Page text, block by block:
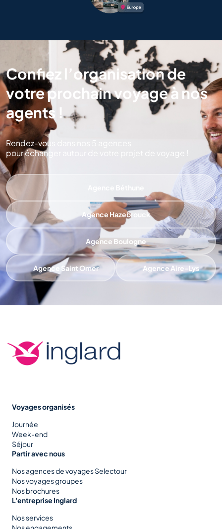
Confiez l’organisation de
votre prochain voyage à nos
agents !
Rendez-vous dans nos 5 agences
pour échanger autour de votre projet de voyage !
Agence Hazebrouck
Agence Boulogne
Agence Saint Omer Agence Aire-Lys
Voyages organisés
Journée
Week-end
Séjour
Partir avec nous
Nos agences de voyages Selectour
Nos voyages groupes
Nos brochures
L'entreprise Inglard
Nos services